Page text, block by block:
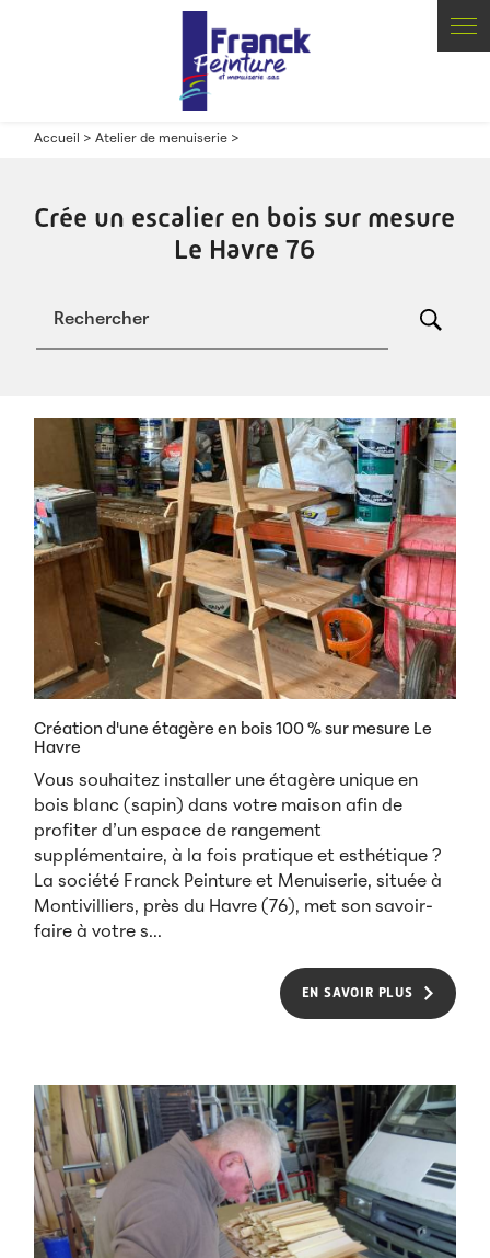
Accueil >Atelier de menuiserie >
Crée un escalier en bois sur mesure
Le Havre 76
Rechercher
Création d'une étagère en bois 100 % sur mesure Le
Havre
Vous souhaitez installer une étagère unique en
bois blanc (sapin) dans votre maison afin de
profiter d’un espace de rangement
supplémentaire, à la fois pratique et esthétique ?
La société Franck Peinture et Menuiserie, située à
Montivilliers, près du Havre (76), met son savoir-
faire à votre s...
EN SAVOIR PLUS
Panneau de gestion des cookies